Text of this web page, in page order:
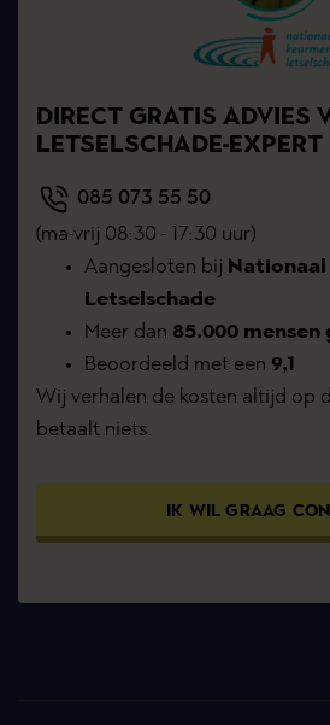
DIRECT GRATIS ADVIES
LETSELSCHADE-EXPERT
085 073 55 50
(ma-vrij 08:30 - 17:30 uur)
Aangesloten bij
Letselschade
Meer dan 85.000 mensen
Beoordeeld met een 9,1
Wij verhalen de kosten altijd op
betaalt niets.
IK WIL GRAAG